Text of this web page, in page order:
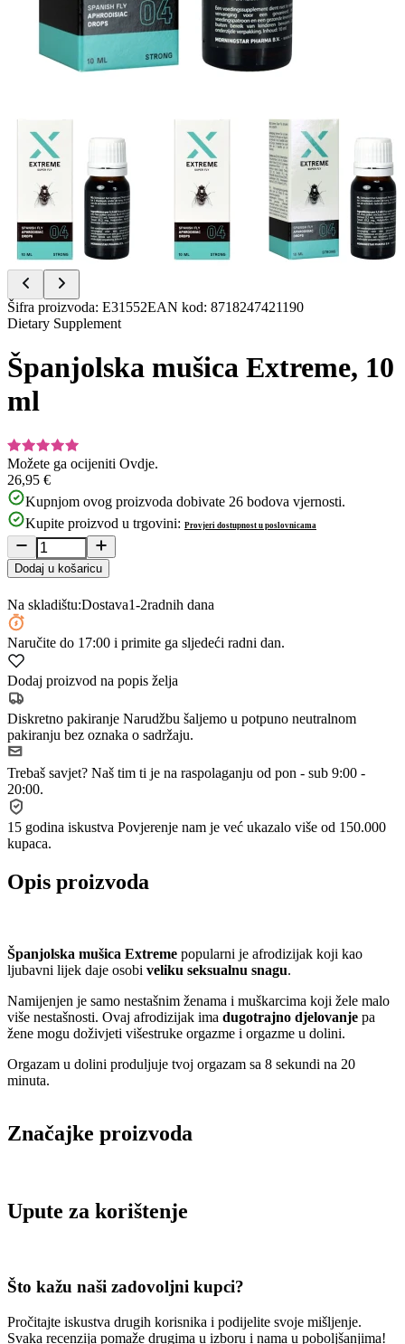
Item
1
3
Šifra proizvoda: E31552EAN kod: 8718247421190
Dietary Supplement
Španjolska mušica Extreme, 10
ml
Možete ga ocijeniti Ovdje.
26,95 €
Kupnjom ovog proizvoda dobivate 26 bodova vjernosti.
Kupite proizvod u trgovini: Provjeri dostupnost u poslovnicama
Dodaj u košaricu
Na skladištu:Dostava1-2radnih dana
Naručite do 17:00 i primite ga sljedeći radni dan.
Dodaj proizvod na popis želja
Diskretno pakiranje Narudžbu šaljemo u potpuno neutralnom
pakiranju bez oznaka o sadržaju.
Trebaš savjet? Naš tim ti je na raspolaganju od pon - sub 9:00 -
20:00.
15 godina iskustva Povjerenje nam je već ukazalo više od 150.000
kupaca.
Opis proizvoda
Španjolska mušica Extreme popularni je afrodizijak koji kao
ljubavni lijek daje osobi veliku seksualnu snagu.
Namijenjen je samo nestašnim ženama i muškarcima koji žele malo
više nestašnosti. Ovaj afrodizijak ima dugotrajno djelovanje pa
žene mogu doživjeti višestruke orgazme i orgazme u dolini.
Orgazam u dolini produljuje tvoj orgazam sa 8 sekundi na 20
minuta.
Značajke proizvoda
Upute za korištenje
Što kažu naši zadovoljni kupci?
Pročitajte iskustva drugih korisnika i podijelite svoje mišljenje.
Svaka recenzija pomaže drugima u izboru i nama u poboljšanjima!